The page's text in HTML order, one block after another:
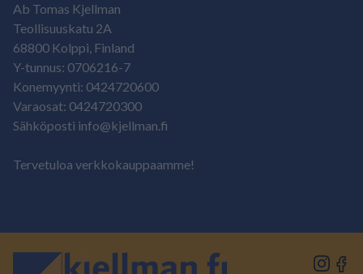
Ab Tomas Kjellman
Teollisuuskatu 2A
68800 Kolppi, Finland
Y-tunnus: 0706216-7
Konemyynti: 0424720600
Varaosat: 0424720300
Sähköposti info@kjellman.fi
Tervetuloa verkkokauppaamme!